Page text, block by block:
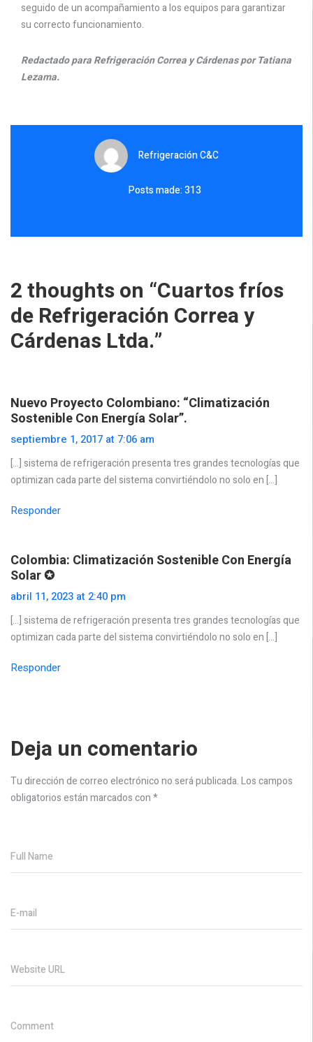
seguido de un acompañamiento a los equipos para garantizar
su correcto funcionamiento.
Redactado para Refrigeración Correa y Cárdenas por Tatiana
Lezama.
Refrigeración C&C
Posts made: 313
2 thoughts on “Cuartos fríos
de Refrigeración Correa y
Cárdenas Ltda.”
Nuevo Proyecto Colombiano: “climatización
Sostenible Con Energía Solar”.
septiembre 1, 2017 at 7:06 am
[…] sistema de refrigeración presenta tres grandes tecnologías que
optimizan cada parte del sistema convirtiéndolo no solo en […]
Responder
Colombia: Climatización Sostenible Con Energía
Solar ✪
abril 11, 2023 at 2:40 pm
[…] sistema de refrigeración presenta tres grandes tecnologías que
optimizan cada parte del sistema convirtiéndolo no solo en […]
Responder
Deja un comentario
Tu dirección de correo electrónico no será publicada.Los campos
obligatorios están marcados con*
Full Name
E-mail
Website URL
Comment